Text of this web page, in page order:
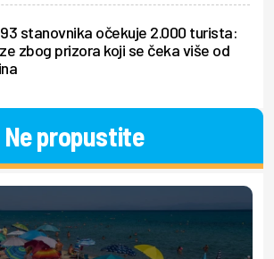
stanovnika očekuje 2.000 turista:
zbog prizora koji se čeka više od
Ne propustite